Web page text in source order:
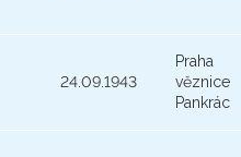
24.09.1943
Praha
věznice
Pankrác